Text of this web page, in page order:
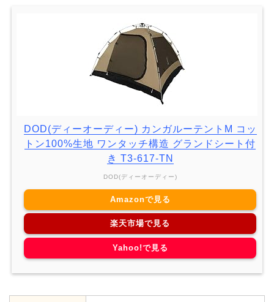
DOD(ディーオーディー) カンガルーテントM コッ
トン100%生地 ワンタッチ構造 グランドシート付
き T3-617-TN
DOD(ディーオーディー)
Amazonで見る
楽天市場で見る
Yahoo!で見る